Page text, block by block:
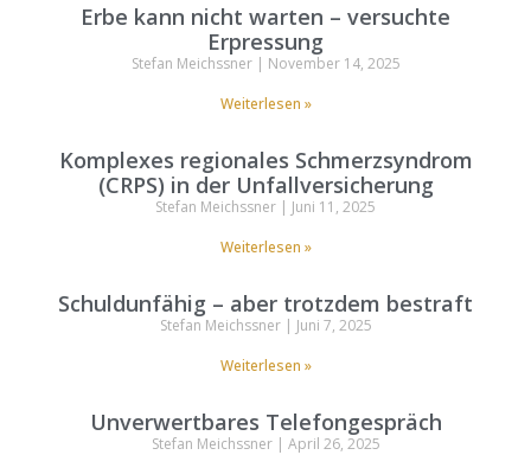
Erbe kann nicht warten – versuchte
Erpressung
Stefan Meichssner
November 14, 2025
Weiterlesen »
Komplexes regionales Schmerzsyndrom
(CRPS) in der Unfallversicherung
Stefan Meichssner
Juni 11, 2025
Weiterlesen »
Schuldunfähig – aber trotzdem bestraft
Stefan Meichssner
Juni 7, 2025
Weiterlesen »
Unverwertbares Telefongespräch
Stefan Meichssner
April 26, 2025